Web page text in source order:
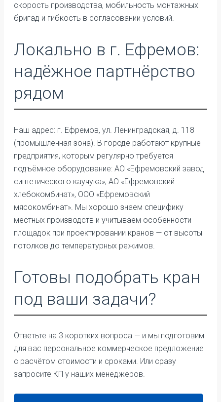
скорость производства, мобильность монтажных
бригад и гибкость в согласовании условий.
Локально в г. Ефремов:
надёжное партнёрство
рядом
Наш адрес: г. Ефремов, ул. Ленинградская, д. 118
(промышленная зона). В городе работают крупные
предприятия, которым регулярно требуется
подъёмное оборудование: АО «Ефремовский завод
синтетического каучука», АО «Ефремовский
хлебокомбинат», ООО «Ефремовский
мясокомбинат». Мы хорошо знаем специфику
местных производств и учитываем особенности
площадок при проектировании кранов — от высоты
потолков до температурных режимов.
Готовы подобрать кран
под ваши задачи?
Ответьте на 3 коротких вопроса — и мы подготовим
для вас персональное коммерческое предложение
с расчётом стоимости и сроками. Или сразу
запросите КП у наших менеджеров.